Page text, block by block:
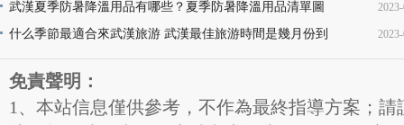
點名稱介紹及圖片大全欣賞
武漢夏季防暑降溫用品有哪些？夏季防暑降溫用品清單圖
片
什么季節最適合來武漢旅游 武漢最佳旅游時間是幾月份到
幾月份
免責聲明：
1、本站信息僅供參考，不作為最終指導方案；